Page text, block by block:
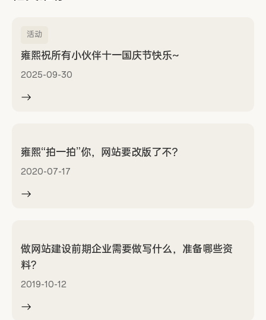
活动
雍熙祝所有小伙伴十一国庆节快乐~
2025-09-30
雍熙“拍一拍”你，网站要改版了不？
2020-07-17
做网站建设前期企业需要做写什么，准备哪些资
料?
2019-10-12